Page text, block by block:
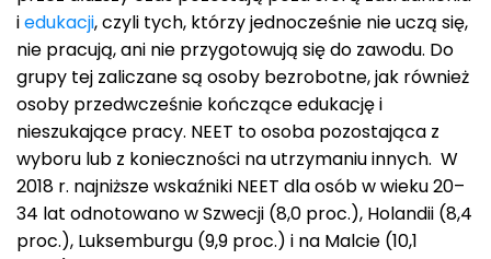
iedukacji, czyli tych, którzy jednocześnie nie uczą się,
nie pracują, ani nie przygotowują się do zawodu. Do
grupy tej zaliczane są osoby bezrobotne, jak również
osoby przedwcześnie kończące edukację i
nieszukające pracy. NEET to osoba pozostająca z
wyboru lub z konieczności na utrzymaniu innych. W
2018 r. najniższe wskaźniki NEET dla osób w wieku 20–
34 lat odnotowano w Szwecji (8,0 proc.), Holandii (8,4
proc.), Luksemburgu (9,9 proc.) i na Malcie (10,1